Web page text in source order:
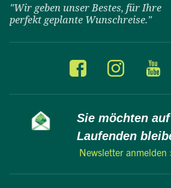
"Wir geben unser Bestes, für Ihre
perfekt geplante Wunschreise."
Sie möchten
Laufenden
Newsletter anmelden